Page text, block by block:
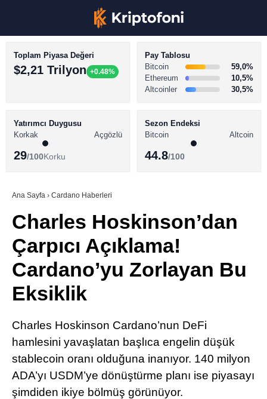
Youtube
TikTok
Pinterest
Telegram
BİTCOİN HABERLERİ
ALTCOİN HABERLERİ
SÖZLÜK
Toplam Piyasa Değeri
$2,21 Trilyon +0.48%
Pay Tablosu
Bitcoin
59,0%
Ethereum
10,5%
Altcoinler
30,5%
Yatırımcı Duygusu
Korkak
Açgözlü
29/100Korku
Sezon Endeksi
Bitcoin
Altcoin
44.8/100
Ana Sayfa › Cardano Haberleri
Charles Hoskinson’dan
Çarpıcı Açıklama!
Cardano’yu Zorlayan Bu
Eksiklik
Charles Hoskinson Cardano’nun DeFi
hamlesini yavaşlatan başlıca engelin düşük
stablecoin oranı olduğuna inanıyor. 140 milyon
ADA’yı USDM’ye dönüştürme planı ise piyasayı
şimdiden ikiye bölmüş görünüyor.